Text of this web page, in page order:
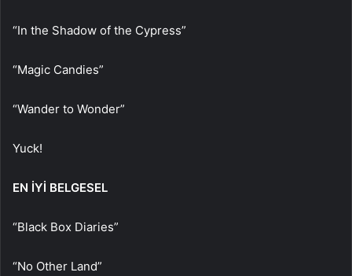
“In the Shadow of the Cypress”
“Magic Candies”
“Wander to Wonder”
Yuck!
EN İYİ BELGESEL
“Black Box Diaries”
“No Other Land”